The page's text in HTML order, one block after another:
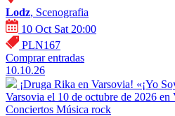
Lodz, Scenografia
10 Oct Sat 20:00
PLN167
Comprar entradas
10.10.26
¡Druga Rika en Varsovia! «¡Yo
Varsovia el 10 de octubre de 2026 en
Conciertos Música rock